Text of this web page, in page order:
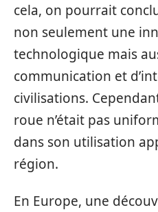
cela, on pourrait
non seulement une
technologique mais
communication et
civilisations.
roue n’était pas
dans son utilisation
région.
En Europe, une